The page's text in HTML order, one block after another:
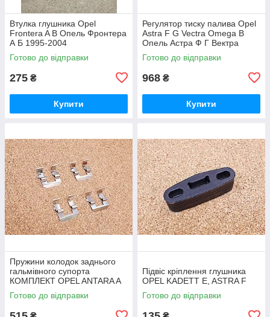
Втулка глушника Opel
Frontera A B Опель Фронтера
А Б 1995-2004
Готово до відправки
275 ₴
Купити
Регулятор тиску палива Opel
Astra F G Vectra Omega B
Опель Астра Ф Г Вектра
Омега
Готово до відправки
968 ₴
Купити
Пружини колодок заднього
гальмівного супорта
КОМПЛЕКТ OPEL ANTARA A
(L07) CHEVROLET CAPTIVA
(C100, C140) 2.4 2006.06-
Готово до відправки
Підвіс кріплення глушника
OPEL KADETT E, ASTRA F
Готово до відправки